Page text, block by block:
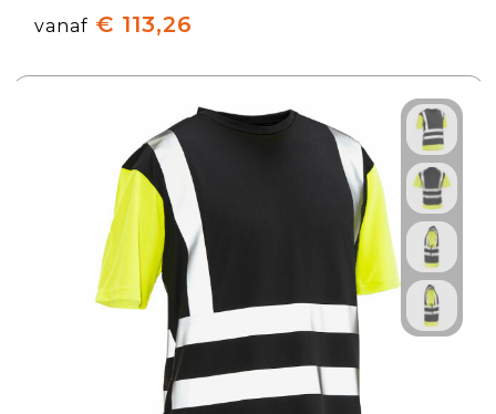
vanaf € 113,26